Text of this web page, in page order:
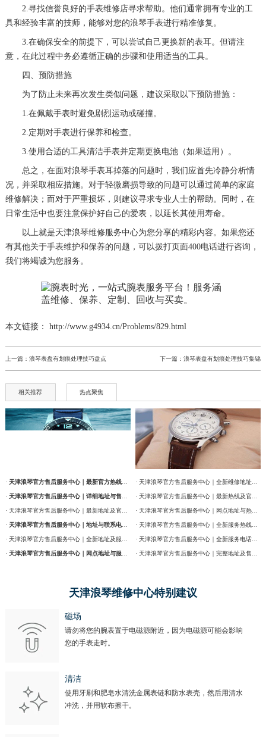
2.寻找信誉良好的手表维修店寻求帮助。他们通常拥有专业的工
具和经验丰富的技师，能够对您的浪琴手表进行精准修复。
3.在确保安全的前提下，可以尝试自己更换新的表耳。但请注
意，在此过程中务必遵循正确的步骤和使用适当的工具。
四、预防措施
为了防止未来再次发生类似问题，建议采取以下预防措施：
1.在佩戴手表时避免剧烈运动或碰撞。
2.定期对手表进行保养和检查。
3.使用合适的工具清洁手表并定期更换电池（如果适用）。
总之，在面对浪琴手表耳掉落的问题时，我们应首先冷静分析情
况，并采取相应措施。对于轻微磨损导致的问题可以通过简单的家庭
维修解决；而对于严重损坏，则建议寻求专业人士的帮助。同时，在
日常生活中也要注意保护好自己的爱表，以延长其使用寿命。
以上就是天津浪琴维修服务中心为您分享的精彩内容。如果您还
有其他关于手表维护和保养的问题，可以拨打页面400电话进行咨询，
我们将竭诚为您服务。
本文链接： http://www.g4934.cn/Problems/829.html
上一篇： 浪琴表盘有划痕处理技巧盘点 下一篇：浪琴表盘有划痕处理技巧集锦
相关推荐 热点聚焦
· 天津浪琴官方售后服务中心｜最新官方热线及维修地址权威信息通告（2026年7月最新）
· 天津浪琴官方售后服务中心｜详细地址与售后服务电话权威信息公告（2026年7月最新）
· 天津浪琴官方售后服务中心｜地址与联系电话权威信息公告（2026年7月最新）
· 天津浪琴官方售后服务中心｜网点地址与服务热线权威信息公示（2026年7月最新）
天津浪琴维修中心特别建议
磁场
请勿将您的腕表置于电磁源附近，因为电磁源可能会影响
您的手表走时。
清洁
使用牙刷和肥皂水清洗金属表链和防水表壳，然后用清水
冲洗，并用软布擦干。